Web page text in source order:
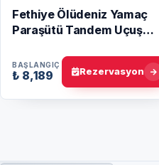
Fethiye Ölüdeniz Yamaç
Paraşütü Tandem Uçuş
BAŞLANGIÇ
₺ 8,189 Rezervasyon